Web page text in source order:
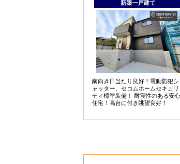
新築一戸建て
南向き日当たり良好！電動防犯シ
ャッター、セコムホームセキュリ
ティ標準装備！ 耐震性のある安心
住宅！高台に付き眺望良好！